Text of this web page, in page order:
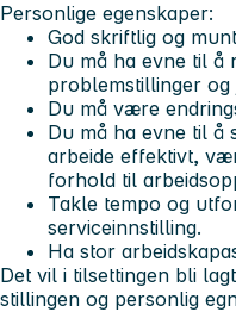
Personlige egenskaper:
God skriftlig og
Du må ha evne til å
problemstillinger
Du må være
Du må ha evne til å
arbeide effektivt,
forhold til
Takle tempo og
serviceinnstilling.
Ha stor
Det vil i tilsettingen bli
stillingen og personlig